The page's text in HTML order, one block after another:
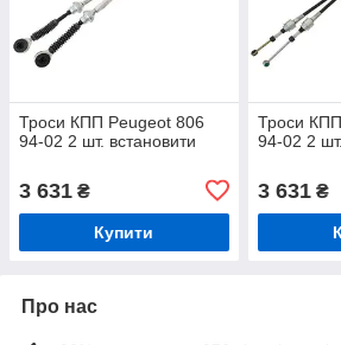
Троси КПП Peugeot 806
94-02 2 шт. встановити
3 631 ₴
Купити
Троси
94-02 2
3 631₴
Про нас